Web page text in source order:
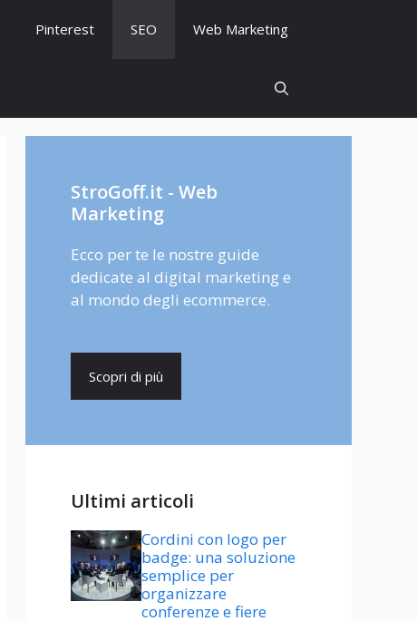
Pinterest SEO Web Marketing
StroGoff.it - Web
Marketing
Ecco per te le nostre guide
dedicate al digital marketing e
al mondo degli ecommerce.
Scopri di più
Ultimi articoli
Cordini con logo per
badge: una soluzione
semplice per
organizzare
conferenze e fiere